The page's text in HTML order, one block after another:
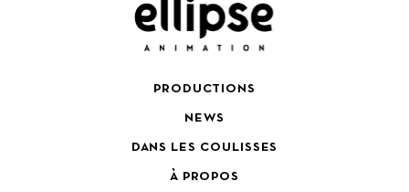
PRODUCTIONS
NEWS
DANS LES COULISSES
À PROPOS